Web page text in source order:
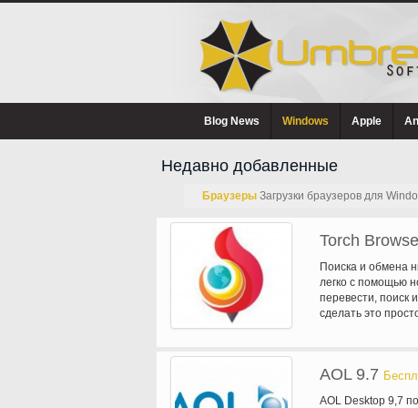
Blog News Windows Apple
Недавно добавленные
Браузеры Загрузки браузеров для
Torch
Поиска и обмена
легко с помощью
перевести, поиск
сделать это
факел делает его
AOL 9.7
AOL Desktop 9,7